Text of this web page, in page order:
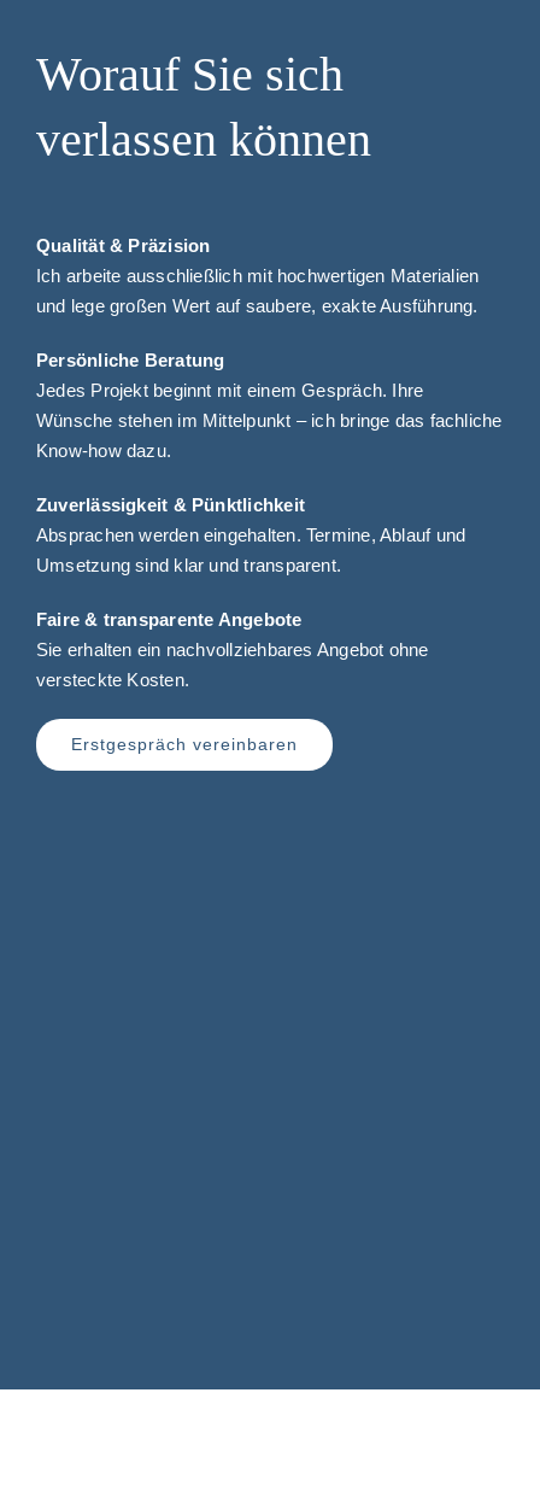
Worauf Sie sich
verlassen können
Qualität & Präzision
Ich arbeite ausschließlich mit hochwertigen Materialien
und lege großen Wert auf saubere, exakte Ausführung.
Persönliche Beratung
Jedes Projekt beginnt mit einem Gespräch. Ihre
Wünsche stehen im Mittelpunkt – ich bringe das fachliche
Know-how dazu.
Zuverlässigkeit & Pünktlichkeit
Absprachen werden eingehalten. Termine, Ablauf und
Umsetzung sind klar und transparent.
Faire & transparente Angebote
Sie erhalten ein nachvollziehbares Angebot ohne
versteckte Kosten.
Erstgespräch vereinbaren